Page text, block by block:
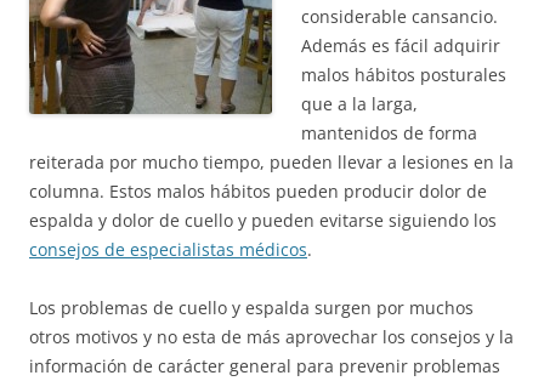
considerable cansancio.
Además es fácil adquirir
malos hábitos posturales
que a la larga,
mantenidos de forma
reiterada por mucho tiempo, pueden llevar a lesiones en la
columna. Estos malos hábitos pueden producir dolor de
espalda y dolor de cuello y pueden evitarse siguiendo los
consejos de especialistas médicos.
Los problemas de cuello y espalda surgen por muchos
otros motivos y no esta de más aprovechar los consejos y la
información de carácter general para prevenir problemas